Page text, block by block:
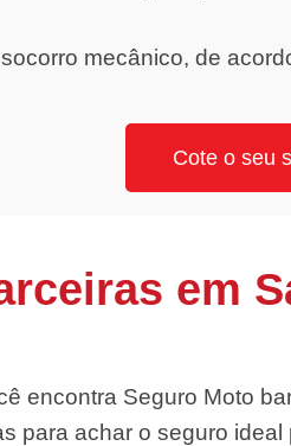
mecânico, de
Cote o seu
em
encontra Seguro Moto
para achar o seguro ideal